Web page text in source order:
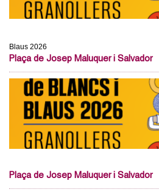
Blaus 2026
Plaça de Josep Maluquer i Salvador
Plaça de Josep Maluquer i Salvador